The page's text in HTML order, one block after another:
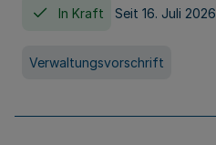
In Kraft Seit 16. Juli 2026
Verwaltungsvorschrift